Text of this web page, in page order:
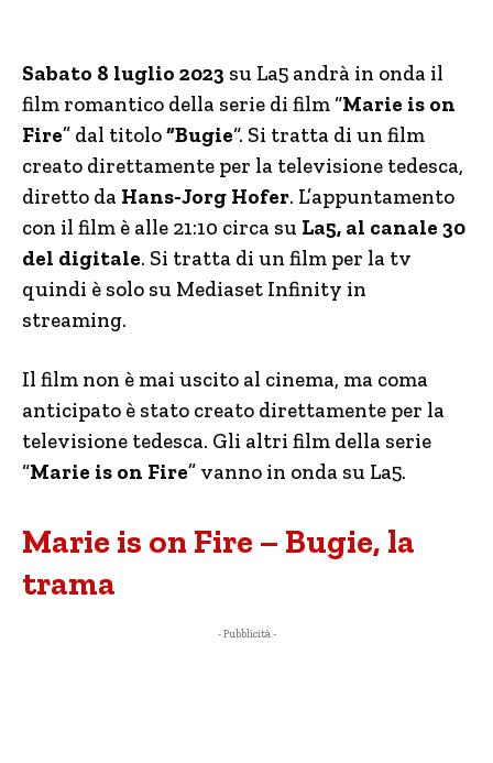
Sabato 8 luglio 2023 su La5 andrà in onda il
film romantico della serie di film “Marie is on
Fire” dal titolo“Bugie“. Si tratta di un film
creato direttamente per la televisione tedesca,
diretto da Hans-Jorg Hofer. L’appuntamento
con il film è alle 21:10 circa su La5, al canale 30
del digitale. Si tratta di un film per la tv
quindi è solo su Mediaset Infinity in
streaming.
Il film non è mai uscito al cinema, ma coma
anticipato è stato creato direttamente per la
televisione tedesca. Gli altri film della serie
“Marie is on Fire” vanno in onda su La5.
Marie is on Fire – Bugie, la
trama
- Pubblicità -